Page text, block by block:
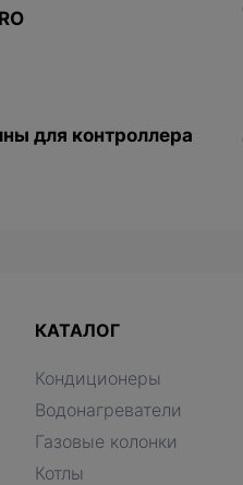
для контроллера
КАТАЛОГ
Кондиционеры
Водонагреватели
Газовые колонки
Котлы